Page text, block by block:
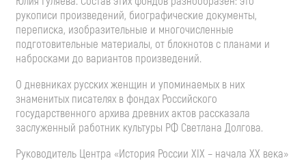
рукописи произведений, биографические документы,
переписка, изобразительные и многочисленные
подготовительные материалы, от блокнотов с планами и
набросками до вариантов произведений.
О дневниках русских женщин и упоминаемых в них
знаменитых писателях в фондах Российского
государственного архива древних актов рассказала
заслуженный работник культуры РФ Светлана Долгова.
Руководитель Центра «История России ХIХ – начала ХХ века»